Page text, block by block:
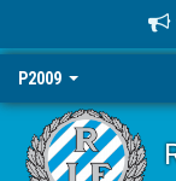
P2009